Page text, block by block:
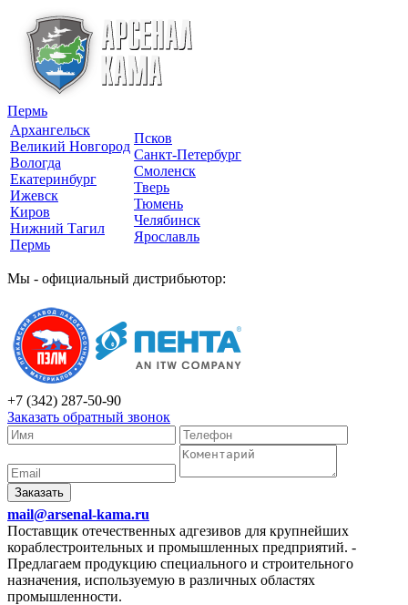
Пермь
Архангельск
Великий Новгород
Вологда
Екатеринбург
Ижевск
Киров
Нижний Тагил
Пермь
Псков
Санкт-Петербург
Смоленск
Тверь
Тюмень
Челябинск
Ярославль
Мы - официальный дистрибьютор:
+7 (342) 287-50-90
Заказать обратный звонок
Заказать
mail@arsenal-kama.ru
Поставщик отечественных адгезивов для крупнейших
кораблестроительных и промышленных предприятий. -
Предлагаем продукцию специального и строительного
назначения, используемую в различных областях
промышленности.